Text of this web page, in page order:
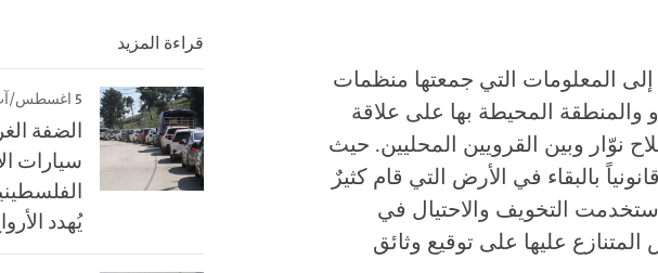
المعلومات التي جمعتها منظمات
المحيطة بها على علاقة
نوّار وبين القرويين المحليين. حيث
بالبقاء في الأرض التي قام كثيرٌ
التخويف والاحتيال في
عليها على توقيع وثائق
قراءة المزيد
5 اغسطس/آب 2026
الضفة
سيارات
يُهدد